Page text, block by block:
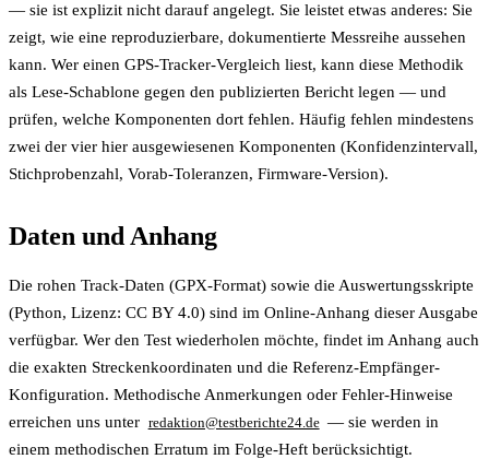
— sie ist explizit nicht darauf angelegt. Sie leistet etwas anderes: Sie
zeigt, wie eine reproduzierbare, dokumentierte Messreihe aussehen
kann. Wer einen GPS-Tracker-Vergleich liest, kann diese Methodik
als Lese-Schablone gegen den publizierten Bericht legen — und
prüfen, welche Komponenten dort fehlen. Häufig fehlen mindestens
zwei der vier hier ausgewiesenen Komponenten (Konfidenzintervall,
Stichprobenzahl, Vorab-Toleranzen, Firmware-Version).
Daten und Anhang
Die rohen Track-Daten (GPX-Format) sowie die Auswertungsskripte
(Python, Lizenz: CC BY 4.0) sind im Online-Anhang dieser Ausgabe
verfügbar. Wer den Test wiederholen möchte, findet im Anhang auch
die exakten Streckenkoordinaten und die Referenz-Empfänger-
Konfiguration. Methodische Anmerkungen oder Fehler-Hinweise
erreichen uns unter redaktion@testberichte24.de — sie werden in
einem methodischen Erratum im Folge-Heft berücksichtigt.